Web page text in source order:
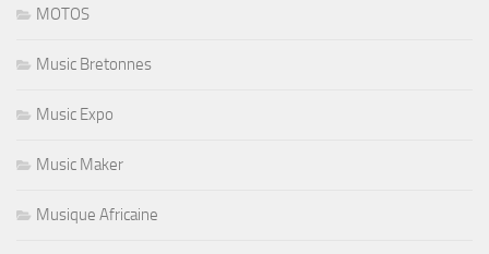
MOTOS
Music Bretonnes
Music Expo
Music Maker
Musique Africaine